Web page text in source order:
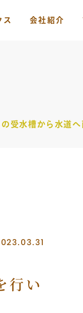
ス 会社紹介
受水槽から水道
行い